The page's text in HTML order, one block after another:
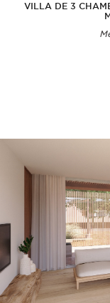
VILLA DE 3